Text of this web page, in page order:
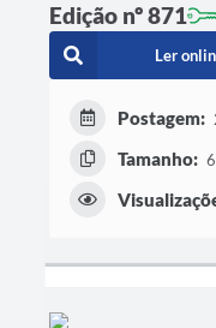
Edição nº 871
Ler
Postagem:
Tamanho: